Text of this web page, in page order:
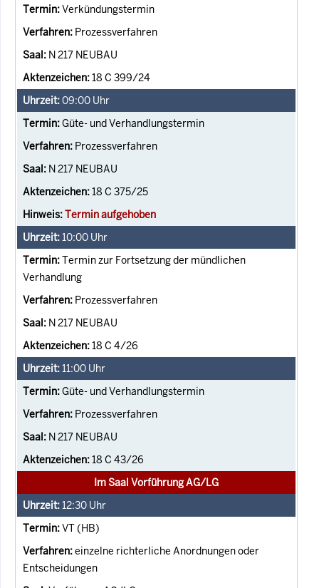
Verkündungstermin
Prozessverfahren
N 217 NEUBAU
18 C 399/24
09:00 Uhr
Güte- und Verhandlungstermin
Prozessverfahren
N 217 NEUBAU
18 C 375/25
Termin aufgehoben
10:00 Uhr
Termin zur Fortsetzung der mündlichen
Verhandlung
Prozessverfahren
N 217 NEUBAU
18 C 4/26
11:00 Uhr
Güte- und Verhandlungstermin
Prozessverfahren
N 217 NEUBAU
18 C 43/26
Im Saal Vorführung AG/LG
12:30 Uhr
VT (HB)
einzelne richterliche Anordnungen oder
Entscheidungen